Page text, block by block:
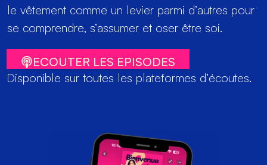
le vêtement comme un levier parmi d’autres pour
se comprendre, s’assumer et oser être soi.
ECOUTER LES EPISODES
Disponible sur toutes les plateformes d’écoutes.